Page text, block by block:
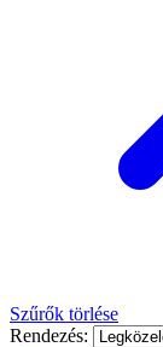
Szűrők törlése
Rendezés: